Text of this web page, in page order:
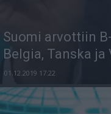
Suomi arvottiin
Belgia, Tanska ja
01.12.2019 17:22